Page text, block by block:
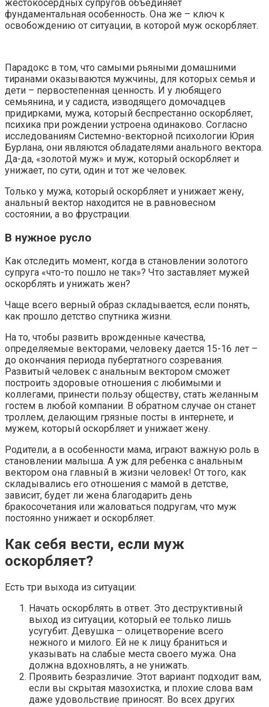
жестокосердных супругов объединяет
фундаментальная особенность. Она же – ключ к
освобождению от ситуации, в которой муж оскорбляет.
Парадокс в том, что самыми рьяными домашними
тиранами оказываются мужчины, для которых семья и
дети – первостепенная ценность. И у любящего
семьянина, и у садиста, изводящего домочадцев
придирками, мужа, который беспрестанно оскорбляет,
психика при рождении устроена одинаково. Согласно
исследованиям Системно-векторной психологии Юрия
Бурлана, они являются обладателями анального вектора.
Да-да, «золотой муж» и муж, который оскорбляет и
унижает, по сути, один и тот же человек.
Только у мужа, который оскорбляет и унижает жену,
анальный вектор находится не в равновесном
состоянии, а во фрустрации.
В нужное русло
Как отследить момент, когда в становлении золотого
супруга «что-то пошло не так»? Что заставляет мужей
оскорблять и унижать жен?
Чаще всего верный образ складывается, если понять,
как прошло детство спутника жизни.
На то, чтобы развить врожденные качества,
определяемые векторами, человеку дается 15-16 лет –
до окончания периода пубертатного созревания.
Развитый человек с анальным вектором сможет
построить здоровые отношения с любимыми и
коллегами, принести пользу обществу, стать желанным
гостем в любой компании. В обратном случае он станет
троллем, делающим грязные посты в интернете, и
мужем, который оскорбляет и унижает жену.
Родители, а в особенности мама, играют важную роль в
становлении малыша. А уж для ребенка с анальным
вектором она главный в жизни человек! От того, как
складывались его отношения с мамой в детстве,
зависит, будет ли жена благодарить день
бракосочетания или жаловаться подругам, что муж
постоянно унижает и оскорбляет.
Как себя вести, если муж
оскорбляет?
Есть три выхода из ситуации:
Начать оскорблять в ответ. Это деструктивный
выход из ситуации, который ее только лишь
усугубит. Девушка – олицетворение всего
нежного и милого. Ей не к лицу браниться и
указывать на слабые места своего мужа. Она
должна вдохновлять, а не унижать.
Проявить безразличие. Этот вариант подходит вам,
если вы скрытая мазохистка, и плохие слова вам
даже удовольствие приносят. Во всех других